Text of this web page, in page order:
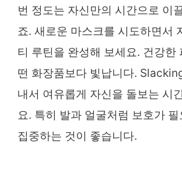
번 정도는 자신만의 시간으로 이
죠. 새로운 마스크를 시도하면서
티 루틴을 완성해 보세요. 건강한
떤 화장품보다 빛납니다.
내서 여유롭게 자신을 돌보는 시
요. 특히 발과 얼굴처럼 보호가
집중하는 것이 좋습니다.